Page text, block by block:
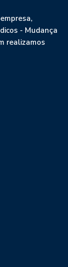
- Mudança
realizamos